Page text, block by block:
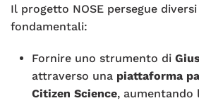
Il progetto NOSE persegue
fondamentali:
Fornire uno strumento di
attraverso una piattaforma
Citizen Science, aumentando